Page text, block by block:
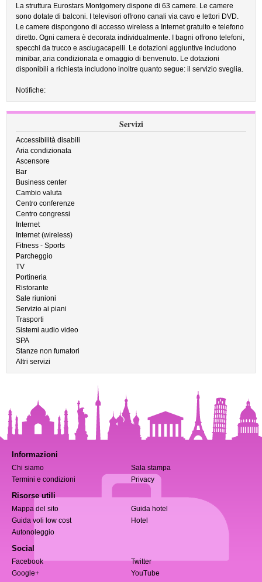
La struttura Eurostars Montgomery dispone di 63 camere. Le camere
sono dotate di balconi. I televisori offrono canali via cavo e lettori DVD.
Le camere dispongono di accesso wireless a Internet gratuito e telefono
diretto. Ogni camera è decorata individualmente. I bagni offrono telefoni,
specchi da trucco e asciugacapelli. Le dotazioni aggiuntive includono
minibar, aria condizionata e omaggio di benvenuto. Le dotazioni
disponibili a richiesta includono inoltre quanto segue: il servizio sveglia.
Notifiche:
Servizi
Accessibilità disabili
Aria condizionata
Ascensore
Bar
Business center
Cambio valuta
Centro conferenze
Centro congressi
Internet
Internet (wireless)
Fitness - Sports
Parcheggio
TV
Portineria
Ristorante
Sale riunioni
Servizio ai piani
Trasporti
Sistemi audio video
SPA
Stanze non fumatori
Altri servizi
Informazioni
Chi siamo
Sala stampa
Termini e condizioni
Privacy
Risorse utili
Mappa del sito
Guida hotel
Guida voli low cost
Hotel
Autonoleggio
Social
Facebook
Twitter
Google+
YouTube